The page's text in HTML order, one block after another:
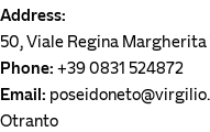
Address:
50, Viale Regina
Phone: +39 0831 524872
Email:
Otranto